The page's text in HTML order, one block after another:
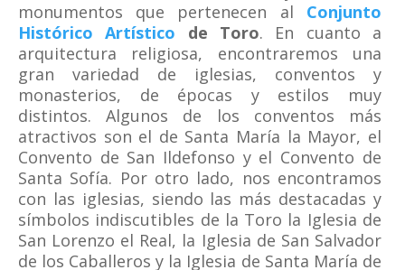
monumentos que pertenecen al Conjunto
Histórico Artístico de Toro. En cuanto a
arquitectura religiosa, encontraremos una
gran variedad de iglesias, conventos y
monasterios, de épocas y estilos muy
distintos. Algunos de los conventos más
atractivos son el de Santa María la Mayor, el
Convento de San Ildefonso y el Convento de
Santa Sofía. Por otro lado, nos encontramos
con las iglesias, siendo las más destacadas y
símbolos indiscutibles de la Toro la Iglesia de
San Lorenzo el Real, la Iglesia de San Salvador
de los Caballeros y la Iglesia de Santa María de